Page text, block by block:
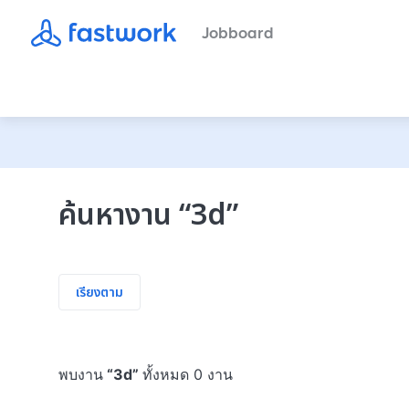
Jobboard
ค้นหางาน “3d”
เรียงตาม
พบงาน “3d” ทั้งหมด 0 งาน